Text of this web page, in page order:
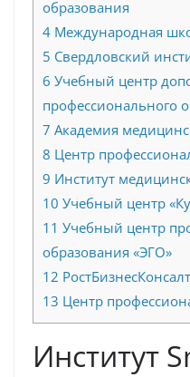
образования
4 Международная
5 Свердловский
6 Учебный центр
профессионального
7 Академия
8 Центр
9 Институт
10 Учебный центр
11 Учебный центр
образования «ЭГО»
12 РостБизнесКонсалт
13 Центр
Институт